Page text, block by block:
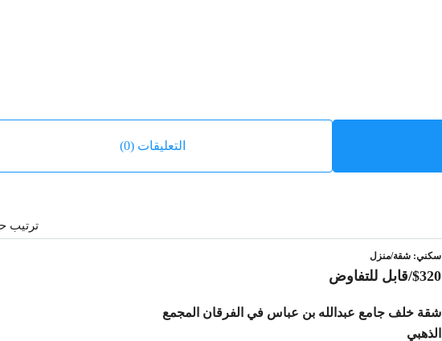
التعليقات (0)
ترتيب
سكني: شقة/منزل
$320/قابل للتفاوض
شقة خلف جامع عبدالله بن عباس في الفرقان المجمع
الذهبي